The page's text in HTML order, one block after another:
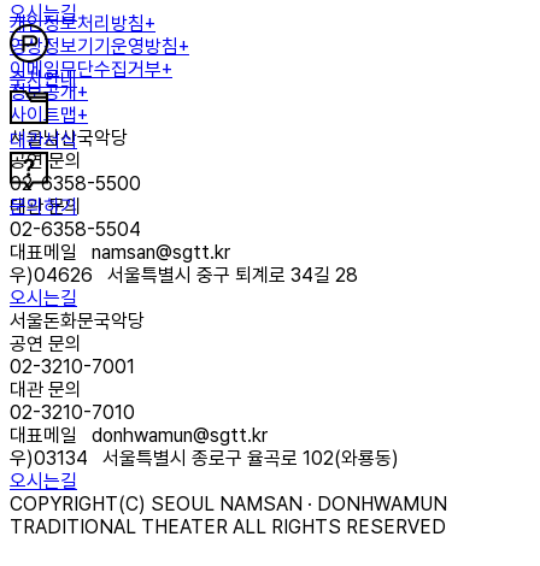
오시는길
주차안내
대관서식
문의하기
개인정보처리방침+
영상정보기기운영방침+
이메일무단수집거부+
정보공개+
사이트맵+
서울남산국악당
공연 문의
02-6358-5500
대관 문의
02-6358-5504
대표메일 namsan@sgtt.kr
우)04626
서울특별시 중구 퇴계로 34길 28
오시는길
서울돈화문국악당
공연 문의
02-3210-7001
대관 문의
02-3210-7010
대표메일 donhwamun@sgtt.kr
우)03134
서울특별시 종로구 율곡로 102(와룡동)
오시는길
COPYRIGHT(C) SEOUL NAMSAN · DONHWAMUN
TRADITIONAL THEATER ALL RIGHTS RESERVED